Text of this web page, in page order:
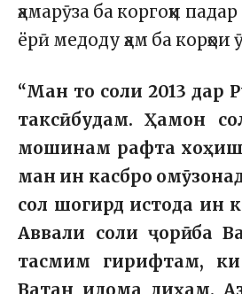
ҳамарӯза ба коргоҳи
ёрӣ медоду ҳам ба корҳои ӯ
“Ман то соли 2013 дар
таксӣ будам. Ҳамон
мошинам рафта хоҳиш
ман ин касбро
сол шогирд истода ин
Аввали соли ҷорӣ ба
тасмим гирифтам,
Ватан идома диҳам.